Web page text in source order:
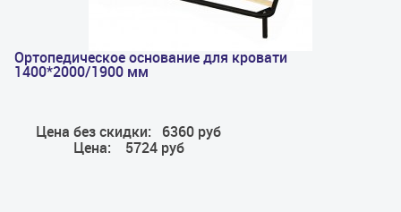
Ортопедическое основание для кровати
1400*2000/1900 мм
Цена без скидки:
6360 руб
Цена:
5724 руб